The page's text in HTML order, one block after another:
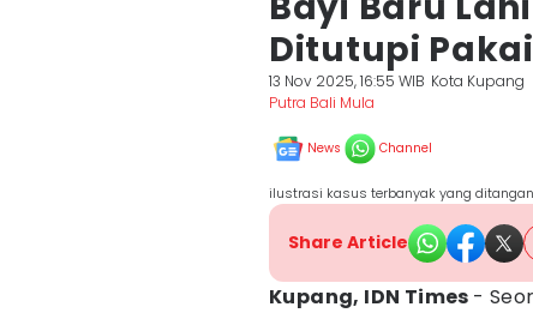
Ditutupi
13 Nov 2025, 16:55 WIB Kota Kupang
Putra Bali Mula
News Channel
ilustrasi kasus terbanyak yang
Share Article
Kupang, IDN Times -